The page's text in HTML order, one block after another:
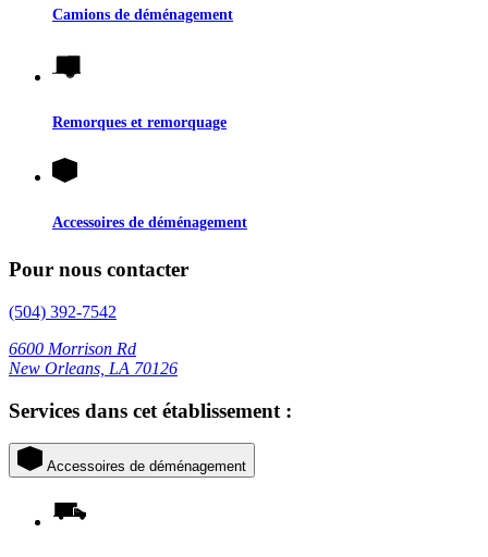
Camions de déménagement
Remorques et remorquage
Accessoires de déménagement
Pour nous contacter
(504) 392-7542
6600 Morrison Rd
New Orleans, LA 70126
Services dans cet établissement :
Accessoires de déménagement